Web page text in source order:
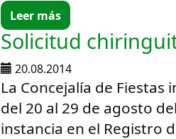
Leer más
Solicitud
20.08.2014
La Concejalía de
del 20 al 29 de agosto
instancia en el Registro